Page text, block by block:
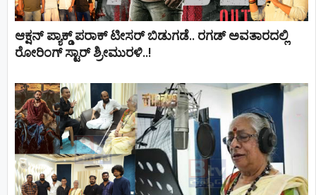
ಆಕ್ಷನ್ ಪ್ಯಾಕ್ಡ್ ಪರಾಕ್ ಟೀಸರ್ ಬಿಡುಗಡೆ.. ರಗಡ್ ಅವತಾರದಲ್ಲಿ
ರೋರಿಂಗ್ ಸ್ಟಾರ್ ಶ್ರೀಮುರಳಿ..!